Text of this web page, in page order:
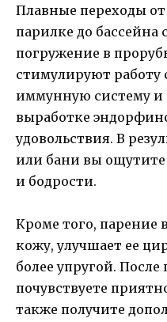
Плавные переходы
парилке до бассейна
погружение в
стимулируют работу
иммунную систему и
выработке
удовольствия. В
или бани вы
и бодрости.
Кроме того, парение
кожу, улучшает ее
более упругой.
почувствуете
также получите